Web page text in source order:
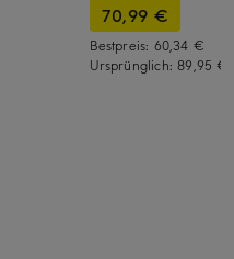
70,99 €
Bestpreis: 60,34 €
Ursprünglich:89,95 €